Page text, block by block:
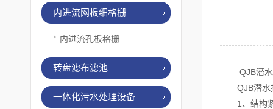
内进流网板细格栅
内进流孔板格栅
转盘滤布滤池
一体化污水处理设备
QJB潜水
QJB潜水搅
1、结构紧